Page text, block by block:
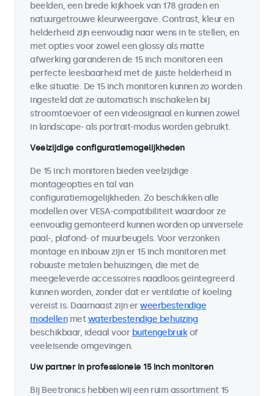
beelden, een brede kijkhoek van 178 graden en
natuurgetrouwe kleurweergave. Contrast, kleur en
helderheid zijn eenvoudig naar wens in te stellen, en
met opties voor zowel een glossy als matte
afwerking garanderen de 15 inch monitoren een
perfecte leesbaarheid met de juiste helderheid in
elke situatie. De 15 inch monitoren kunnen zo worden
ingesteld dat ze automatisch inschakelen bij
stroomtoevoer of een videosignaal en kunnen zowel
in landscape- als portrait-modus worden gebruikt.
Veelzijdige configuratiemogelijkheden
De 15 inch monitoren bieden veelzijdige
montageopties en tal van
configuratiemogelijkheden. Zo beschikken alle
modellen over VESA-compatibiliteit waardoor ze
eenvoudig gemonteerd kunnen worden op universele
paal-, plafond- of muurbeugels. Voor verzonken
montage en inbouw zijn er 15 inch monitoren met
robuuste metalen behuizingen, die met de
meegeleverde accessoires naadloos geïntegreerd
kunnen worden, zonder dat er ventilatie of koeling
vereist is. Daarnaast zijn erweerbestendige
modellenmetwaterbestendige behuizing
beschikbaar, ideaal voor buitengebruikof
veeleisende omgevingen.
Uw partner in professionele 15 inch monitoren
Bij Beetronics hebben wij een ruim assortiment 15